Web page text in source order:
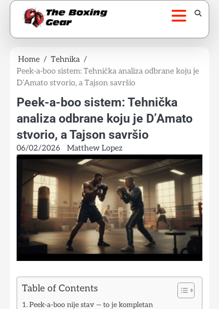
Skip
Home
Tehnika
Peek-a-boo sistem: Tehnička analiza odbrane koju je
D’Amato stvorio, a Tajson savršio
Peek-a-boo sistem: Tehnička
analiza odbrane koju je D’Amato
stvorio, a Tajson savršio
06/02/2026 Matthew Lopez
Table of Contents
Peek-a-boo nije stav — to je kompletan